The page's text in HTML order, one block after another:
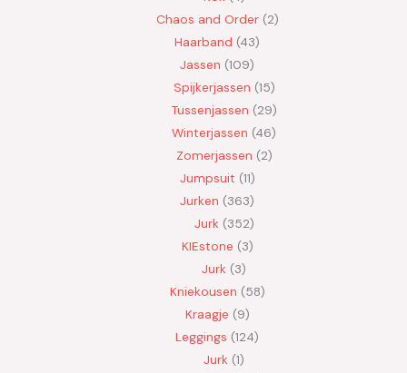
Chaos and Order 2
Haarband 43
Jassen 109
Spijkerjassen 15
Tussenjassen 29
Winterjassen 46
Zomerjassen 2
Jumpsuit 11
Jurken 363
Jurk 352
KIEstone 3
Jurk 3
Kniekousen 58
Kraagje 9
Leggings 124
Jurk 1